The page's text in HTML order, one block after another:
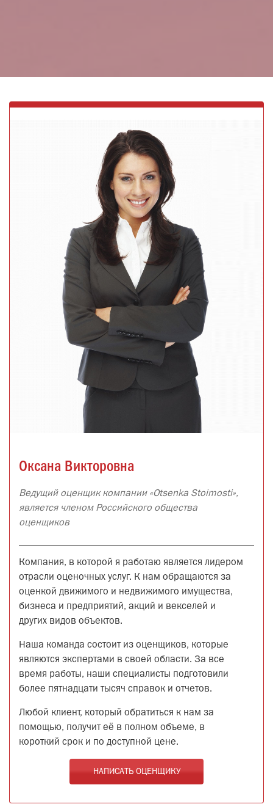
Оксана Викторовна
Ведущий оценщик компании «Otsenka Stoimosti»,
является членом Российского общества
оценщиков
Компания, в которой я работаю является лидером
отрасли оценочных услуг. К нам обращаются за
оценкой движимого и недвижимого имущества,
бизнеса и предприятий, акций и векселей и
других видов объектов.
Наша команда состоит из оценщиков, которые
являются экспертами в своей области. За все
время работы, наши специалисты подготовили
более пятнадцати тысяч справок и отчетов.
Любой клиент, который обратиться к нам за
помощью, получит её в полном объеме, в
короткий срок и по доступной цене.
НАПИСАТЬ ОЦЕНЩИКУ